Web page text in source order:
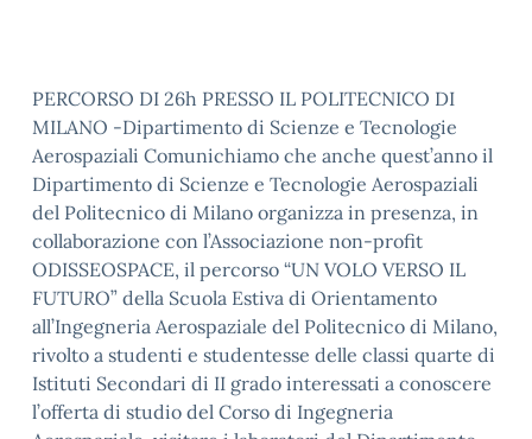
PERCORSO DI 26h PRESSO IL POLITECNICO DI
MILANO -Dipartimento di Scienze e Tecnologie
Aerospaziali Comunichiamo che anche quest’anno il
Dipartimento di Scienze e Tecnologie Aerospaziali
del Politecnico di Milano organizza in presenza, in
collaborazione con l’Associazione non-profit
ODISSEOSPACE, il percorso “UN VOLO VERSO IL
FUTURO” della Scuola Estiva di Orientamento
all’Ingegneria Aerospaziale del Politecnico di Milano,
rivolto a studenti e studentesse delle classi quarte di
Istituti Secondari di II grado interessati a conoscere
l’offerta di studio del Corso di Ingegneria